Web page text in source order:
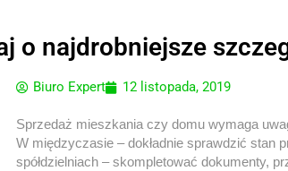
o najdrobniejsze
Biuro Expert 12 listopada, 2019
Sprzedaż mieszkania czy domu wymaga
W międzyczasie – dokładnie sprawdzić stan
spółdzielniach – skompletować dokumenty,